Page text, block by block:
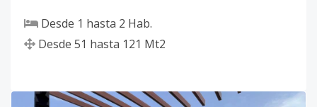
Desde 1 hasta 2 Hab.
Desde 51 hasta 121 Mt2